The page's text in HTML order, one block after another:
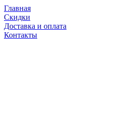
Главная
Скидки
Доставка и оплата
Контакты